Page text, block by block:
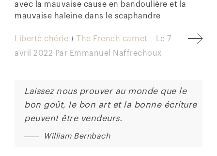
avec la mauvaise cause en bandoulière et la
mauvaise haleine dans le scaphandre
Liberté chérie The French carnet Le 7
avril 2022 Par Emmanuel Naffrechoux
Laissez nous prouver au monde que le
bon goût, le bon art et la bonne écriture
peuvent être vendeurs.
William Bernbach